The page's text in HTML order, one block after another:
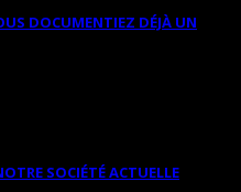
DOCUMENTIEZ DÉJÀ UN
SOCIÉTÉ ACTUELLE